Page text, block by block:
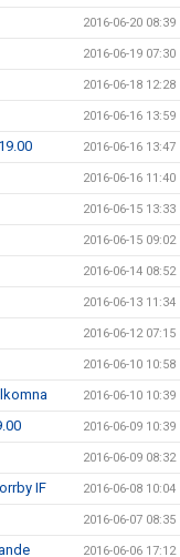
2016-06-20 08:39
2016-06-19 07:30
2016-06-18 12:28
2016-06-16 13:59
2016-06-16 13:47
2016-06-16 11:40
2016-06-15 13:33
2016-06-15 09:02
2016-06-14 08:52
2016-06-13 11:34
2016-06-12 07:15
2016-06-10 10:58
2016-06-10 10:39
2016-06-09 10:39
2016-06-09 08:32
IF 2016-06-08 10:04
2016-06-07 08:35
2016-06-06 17:12